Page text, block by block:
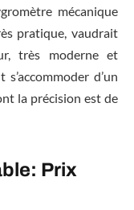
mécanique
pratique, vaudrait
très moderne et
d’un
la précision est de
Prix